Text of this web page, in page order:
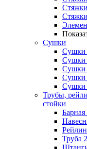
Сушки
Сушки
Сушки
Сушки
Сушки
Сушки
Трубы,
стойки
Барная
Труба